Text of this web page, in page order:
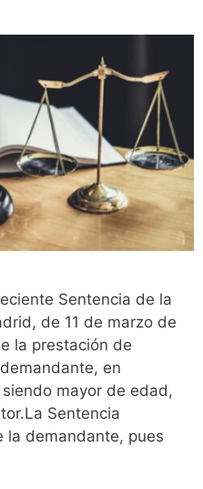
Sentencia de la
de 11 de marzo de
la prestación de
en
mayor de edad,
Sentencia
la demandante, pues